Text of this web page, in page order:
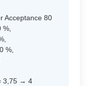
Acceptance 80
%,
3,75 → 4